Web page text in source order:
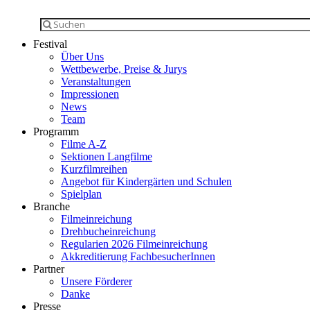
Festival
Über Uns
Wettbewerbe, Preise & Jurys
Veranstaltungen
Impressionen
News
Team
Programm
Filme A-Z
Sektionen Langfilme
Kurzfilmreihen
Angebot für Kindergärten und Schulen
Spielplan
Branche
Filmeinreichung
Drehbucheinreichung
Regularien 2026 Filmeinreichung
Akkreditierung FachbesucherInnen
Partner
Unsere Förderer
Danke
Presse